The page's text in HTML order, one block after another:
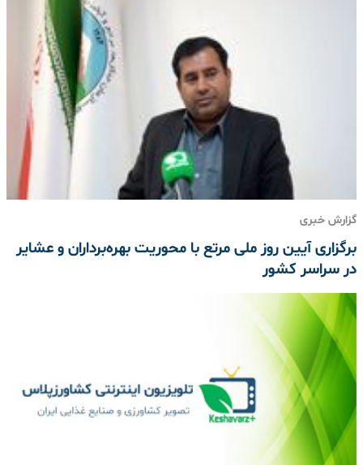
گزارش خبری
برگزاری آیین روز ملی مرتع با محوریت بهره‌برداران و عشایر
در سراسر کشور